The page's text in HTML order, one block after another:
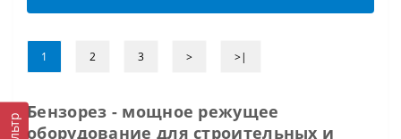
1 2 3 > >|
Бензорез - мощное режущее
оборудование для строительных и